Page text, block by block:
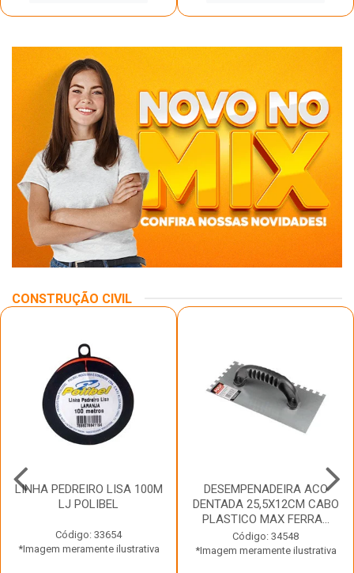
CONSTRUÇÃO CIVIL
LINHA PEDREIRO LISA 100M
LJ POLIBEL
Código: 33654
*Imagem meramente ilustrativa
DESEMPENADEIRA ACO
DENTADA 25,5X12CM CABO
PLASTICO MAX FERRA...
Código: 34548
*Imagem meramente ilustrativa